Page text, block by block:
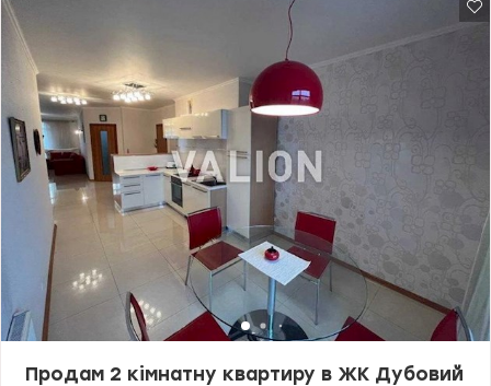
території дитячий та спортивний майданчик, магазини, аптека,
кафе, салон краси, також супермаркети Novus, АТБ, Фора,
транспортна зупинка. На поверсі є ще 1к квартира в продажу,
родина/друзі поруч. Будинок введено в експлуатацію.
Перепоступка. Телефонуйте 0637120786.valion.ua/1134256 Ціна 68
000 у.о. Без комісії
Продам 2 кімнатну квартиру в ЖК Дубовий